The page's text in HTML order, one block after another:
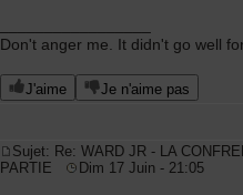
Don't anger me. It didn't go well
J'aime Je n'aime pas
Sujet: Re: WARD JR - LA
PARTIE
Dim 17 Juin - 21:05